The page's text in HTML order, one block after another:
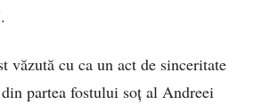
văzută cu ca un act de sinceritate
partea fostului soț al Andreei